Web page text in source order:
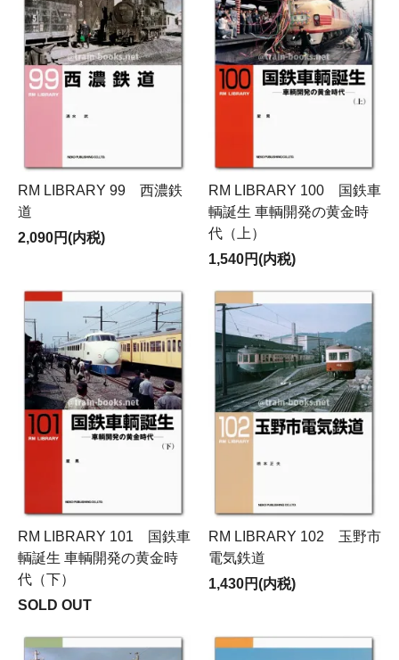
RM LIBRARY 99 西濃鉄
道
2,090円(内税)
RM LIBRARY 100 国鉄車
輌誕生 車輌開発の黄金時
代（上）
1,540円(内税)
RM LIBRARY 101 国鉄車
輌誕生 車輌開発の黄金時
代（下）
SOLD OUT
RM LIBRARY 102 玉野市
電気鉄道
1,430円(内税)